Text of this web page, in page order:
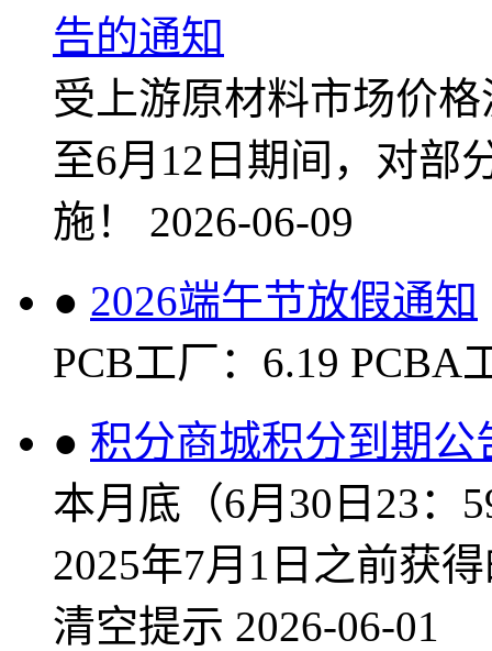
告的通知
受上游原材料市场价
至6月12日期间，对部
施！
2026-06-09
● 2026端午节放假通知
PCB工厂：6.19 PCBA
● 积分商城积分到期公
本月底（6月30日23：
2025年7月1日之前获
清空提示 2026-06-01